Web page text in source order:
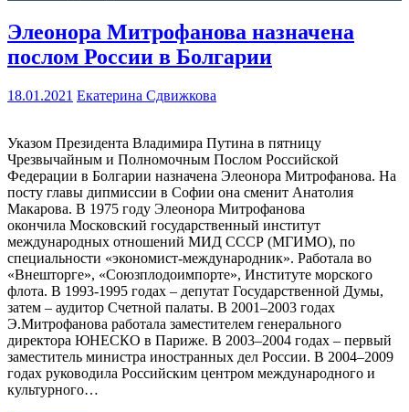
Элеонора Митрофанова назначена
послом России в Болгарии
18.01.2021 Екатерина Сдвижкова
Указом Президента Владимира Путина в пятницу
Чрезвычайным и Полномочным Послом Российской
Федерации в Болгарии назначена Элеонора Митрофанова. На
посту главы дипмиссии в Софии она сменит Анатолия
Макарова. В 1975 году Элеонора Митрофанова
окончила Московский государственный институт
международных отношений МИД СССР (МГИМО), по
специальности «экономист-международник». Работала во
«Внешторге», «Союзплодоимпорте», Институте морского
флота. В 1993-1995 годах – депутат Государственной Думы,
затем – аудитор Счетной палаты. В 2001–2003 годах
Э.Митрофанова работала заместителем генерального
директора ЮНЕСКО в Париже. В 2003–2004 годах – первый
заместитель министра иностранных дел России. В 2004–2009
годах руководила Российским центром международного и
культурного…